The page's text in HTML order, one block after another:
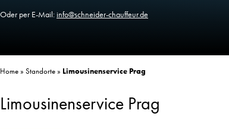
Oder per E-Mail:info@schneider-chauffeur.de
Home» Standorte» Limousinenservice Prag
Limousinenservice Prag